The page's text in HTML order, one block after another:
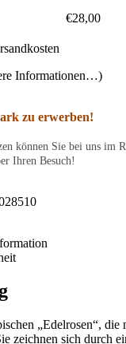
€28,00
Informationen…)
zu erwerben!
können Sie bei uns im
Ihren Besuch!
„Edelrosen“, die
zeichnen sich durch